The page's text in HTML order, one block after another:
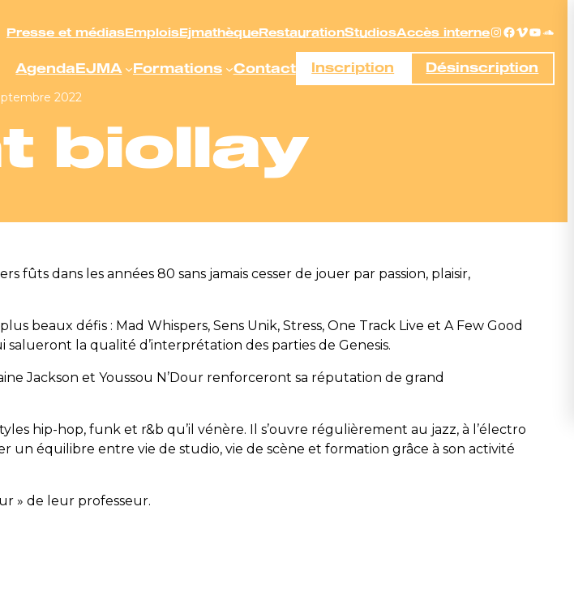
Presse et médiasEmploisEjmathèqueRestaurationStudiosAccès interneInstagram
Facebook
Vimeo
AgendaEJMA Formations Contact Inscription Désinscription
2022
biollay
fûts dans les années 80 sans jamais cesser de jouer par passion, plaisir,
beaux défis : Mad Whispers, Sens Unik, Stress, One Track Live et A Few Good
la qualité d’interprétation des parties de Genesis.
Jackson et Youssou N’Dour renforceront sa réputation de grand
hip-hop, funk et r&b qu’il vénère. Il s’ouvre régulièrement au jazz, à l’électro
équilibre entre vie de studio, vie de scène et formation grâce à son activité
» de leur professeur.